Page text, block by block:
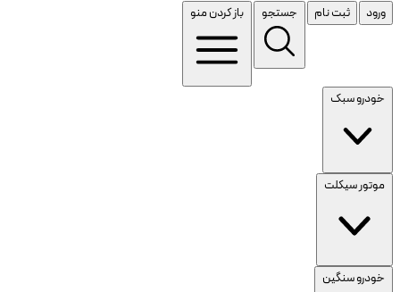
ورود ثبت نام جستجو باز کردن منو
خودرو سبک
موتور سیکلت
خودرو سنگین